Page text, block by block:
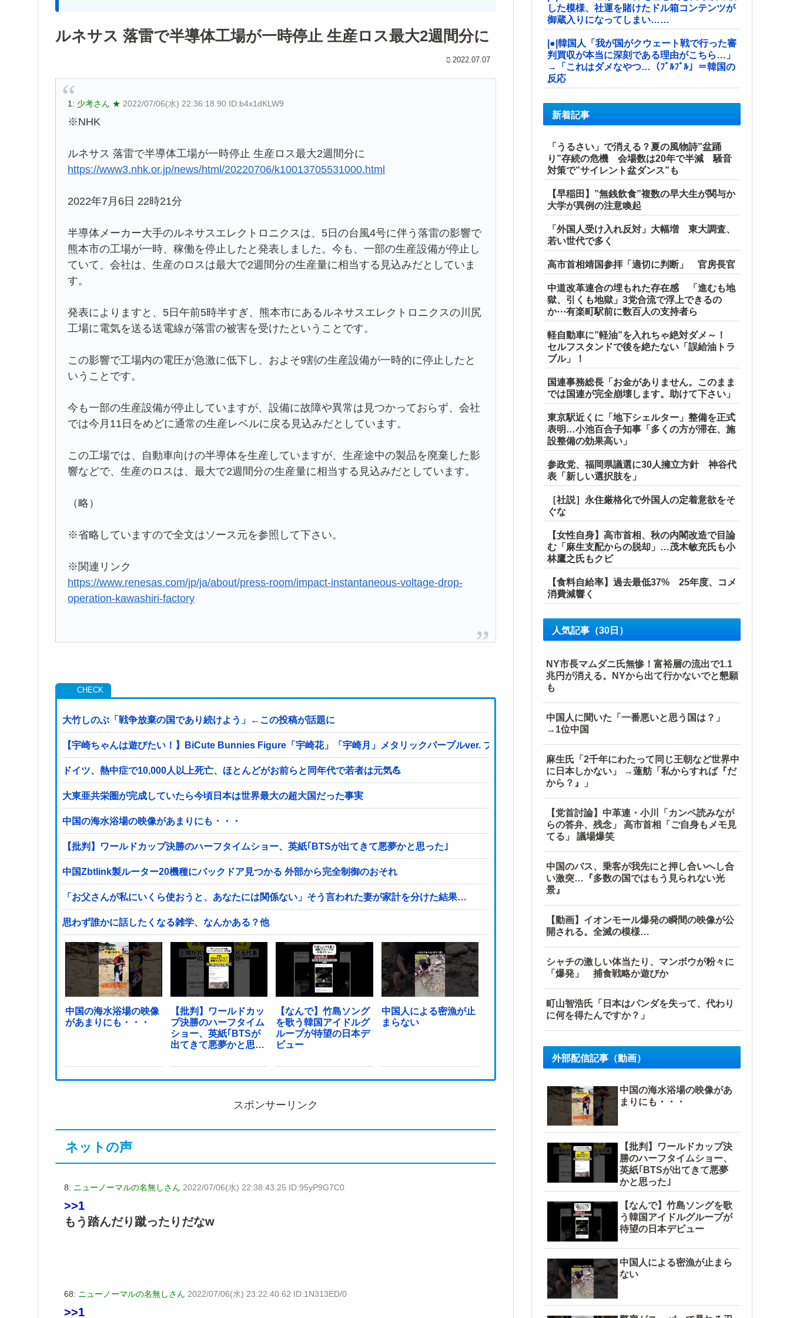
ルネサス 落雷で半導体工場が一時停止 生産ロス最大2週間分に
2022.07.07
1: 少考さん ★ 2022/07/06(水) 22:36:18.90 ID:b4x1dKLW9
※NHK
ルネサス 落雷で半導体工場が一時停止 生産ロス最大2週間分に
https://www3.nhk.or.jp/news/html/20220706/k10013705531000.html
2022年7月6日 22時21分
半導体メーカー大手のルネサスエレクトロニクスは、5日の台風4号に伴う落雷の影響で
熊本市の工場が一時、稼働を停止したと発表しました。今も、一部の生産設備が停止し
ていて、会社は、生産のロスは最大で2週間分の生産量に相当する見込みだとしていま
す。
発表によりますと、5日午前5時半すぎ、熊本市にあるルネサスエレクトロニクスの川尻
工場に電気を送る送電線が落雷の被害を受けたということです。
この影響で工場内の電圧が急激に低下し、およそ9割の生産設備が一時的に停止したと
いうことです。
今も一部の生産設備が停止していますが、設備に故障や異常は見つかっておらず、会社
では今月11日をめどに通常の生産レベルに戻る見込みだとしています。
この工場では、自動車向けの半導体を生産していますが、生産途中の製品を廃棄した影
響などで、生産のロスは、最大で2週間分の生産量に相当する見込みだとしています。
（略）
※省略していますので全文はソース元を参照して下さい。
※関連リンク
https://www.renesas.com/jp/ja/about/press-room/impact-instantaneous-voltage-drop-
operation-kawashiri-factory
大竹しのぶ「戦争放棄の国であり続けよう」←この投稿が話題に
【宇崎ちゃんは遊びたい！】BiCute Bunnies Figure「宇崎花」「宇崎月」メタリックパープルver. プライズフィギュア【ラウンドワン限定で展開決定】
ドイツ、熱中症で10,000人以上死亡、ほとんどがお前らと同年代で若者は元気💪
大東亜共栄圏が完成していたら今頃日本は世界最大の超大国だった事実
中国の海水浴場の映像があまりにも・・・
【批判】ワールドカップ決勝のハーフタイムショー、英紙｢BTSが出てきて悪夢かと思った｣
中国Zbtlink製ルーター20機種にバックドア見つかる 外部から完全制御のおそれ
「お父さんが私にいくら使おうと、あなたには関係ない」そう言われた妻が家計を分けた結果…
思わず誰かに話したくなる雑学、なんかある？他
中国の海水浴場の映像
があまりにも・・・
【批判】ワールドカッ
プ決勝のハーフタイム
ショー、英紙｢BTSが
出てきて悪夢かと思っ
【なんで】竹島ソング
を歌う韓国アイドルグ
ループが待望の日本デ
ビュー
中国人による密漁が止
まらない
スポンサーリンク
ネットの声
8: ニューノーマルの名無しさん 2022/07/06(水) 22:38:43.25 ID:95yP9G7C0
>>1
もう踏んだり蹴ったりだなw
68: ニューノーマルの名無しさん 2022/07/06(水) 23:22:40.62 ID:1N313ED/0
>>1
した模様、社運を賭けたドル箱コンテンツが
御蔵入りになってしまい……
|●|韓国人「我が国がクウェート戦で行った審
判買収が本当に深刻である理由がこちら…」
→「これはダメなやつ…（ﾌﾞﾙﾌﾞﾙ」＝韓国の
反応
新着記事
「うるさい」で消える？夏の風物詩”盆踊
り”存続の危機 会場数は20年で半減 騒音
対策で”サイレント盆ダンス”も
【早稲田】”無銭飲食”複数の早大生が関与か
大学が異例の注意喚起
「外国人受け入れ反対」大幅増 東大調査、
若い世代で多く
高市首相靖国参拝「適切に判断」 官房長官
中道改革連合の埋もれた存在感 「進むも地
獄、引くも地獄」3党合流で浮上できるの
か⋯有楽町駅前に数百人の支持者ら
軽自動車に”軽油”を入れちゃ絶対ダメ～！
セルフスタンドで後を絶たない「誤給油トラ
ブル」！
国連事務総長「お金がありません。このまま
では国連が完全崩壊します。助けて下さい」
東京駅近くに「地下シェルター」整備を正式
表明…小池百合子知事「多くの方が滞在、施
設整備の効果高い」
参政党、福岡県議選に30人擁立方針 神谷代
表「新しい選択肢を」
［社説］永住厳格化で外国人の定着意欲をそ
ぐな
【女性自身】高市首相、秋の内閣改造で目論
む「麻生支配からの脱却」…茂木敏充氏も小
林鷹之氏もクビ
【食料自給率】過去最低37% 25年度、コメ
消費減響く
人気記事（30日）
NY市長マムダニ氏無惨！富裕層の流出で1.1
兆円が消える。NYから出て行かないでと懇願
も
中国人に聞いた「一番悪いと思う国は？」
→1位中国
麻生氏「2千年にわたって同じ王朝など世界中
に日本しかない」 →蓮舫「私からすれば『だ
から？』」
【党首討論】中革連・小川「カンペ読みなが
らの答弁、残念」 高市首相「ご自身もメモ見
てる」 議場爆笑
中国のバス、乗客が我先にと押し合いへし合
い激突…『多数の国ではもう見られない光
景』
【動画】イオンモール爆発の瞬間の映像が公
開される。全滅の模様…
シャチの激しい体当たり、マンボウが粉々に
「爆発」 捕食戦略か遊びか
町山智浩氏「日本はパンダを失って、代わり
に何を得たんですか？」
外部配信記事（動画）
中国の海水浴場の映像があ
まりにも・・・
【批判】ワールドカップ決
勝のハーフタイムショー、
英紙｢BTSが出てきて悪夢
かと思った｣
【なんで】竹島ソングを歌
う韓国アイドルグループが
待望の日本デビュー
中国人による密漁が止まら
ない